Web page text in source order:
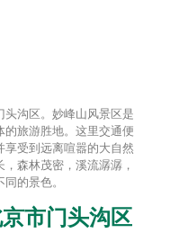
头沟区。妙峰山风景区是
旅游胜地。这里交通便
受到远离喧嚣的大自然
森林茂密，溪流潺潺，
的景色。
市门头沟区